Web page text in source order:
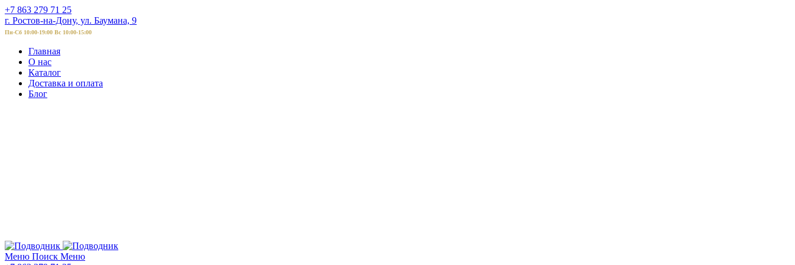
+7 863 279 71 25
г. Ростов-на-Дону, ул. Баумана, 9
Пн-Сб 10:00-19:00 Вс 10:00-15:00
Главная
О нас
Каталог
Доставка и оплата
Блог
Меню Поиск Меню